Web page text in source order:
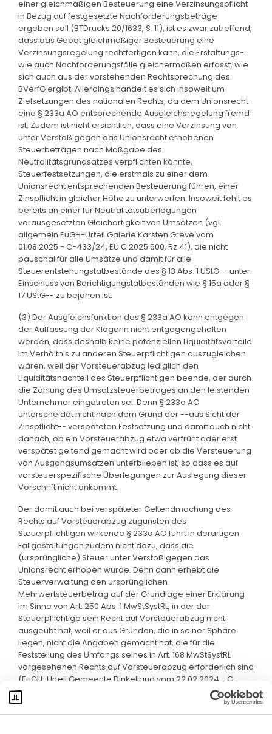
einer gleichmäßigen Besteuerung eine Verzinsungspflicht
in Bezug auf festgesetzte Nachforderungsbeträge
ergeben soll (BTDrucks 20/1633, S. 11), ist es zwar zutreffend,
dass das Gebot gleichmäßiger Besteuerung eine
Verzinsungsregelung rechtfertigen kann, die Erstattungs-
wie auch Nachforderungsfälle gleichermaßen erfasst, wie
sich auch aus der vorstehenden Rechtsprechung des
BVerfG ergibt. Allerdings handelt es sich insoweit um
Zielsetzungen des nationalen Rechts, da dem Unionsrecht
eine § 233a AO entsprechende Ausgleichsregelung fremd
ist. Zudem ist nicht ersichtlich, dass eine Verzinsung von
unter Verstoß gegen das Unionsrecht erhobenen
Steuerbeträgen nach Maßgabe des
Neutralitätsgrundsatzes verpflichten könnte,
Steuerfestsetzungen, die erstmals zu einer dem
Unionsrecht entsprechenden Besteuerung führen, einer
Zinspflicht in gleicher Höhe zu unterwerfen. Insoweit fehlt es
bereits an einer für Neutralitätsüberlegungen
vorausgesetzten Gleichartigkeit von Umsätzen (vgl.
allgemein EuGH-Urteil Galerie Karsten Greve vom
01.08.2025 - C-433/24, EU:C:2025:600, Rz 41), die nicht
pauschal für alle Umsätze und damit für alle
Steuerentstehungstatbestände des § 13 Abs. 1 UStG --unter
Einschluss von Berichtigungstatbeständen wie § 15a oder §
17 UStG-- zu bejahen ist.
(3) Der Ausgleichsfunktion des § 233a AO kann entgegen
der Auffassung der Klägerin nicht entgegengehalten
werden, dass deshalb keine potenziellen Liquiditätsvorteile
im Verhältnis zu anderen Steuerpflichtigen auszugleichen
wären, weil der Vorsteuerabzug lediglich den
Liquiditätsnachteil des Steuerpflichtigen beende, der durch
die Zahlung des Umsatzsteuerbetrages an den leistenden
Unternehmer eingetreten sei. Denn § 233a AO
unterscheidet nicht nach dem Grund der --aus Sicht der
Zinspflicht-- verspäteten Festsetzung und damit auch nicht
danach, ob ein Vorsteuerabzug etwa verfrüht oder erst
verspätet geltend gemacht wird oder ob die Versteuerung
von Ausgangsumsätzen unterblieben ist, so dass es auf
vorsteuerspezifische Überlegungen zur Auslegung dieser
Vorschrift nicht ankommt.
Der damit auch bei verspäteter Geltendmachung des
Rechts auf Vorsteuerabzug zugunsten des
Steuerpflichtigen wirkende § 233a AO führt in derartigen
Fallgestaltungen zudem nicht dazu, dass die
(ursprüngliche) Steuer unter Verstoß gegen das
Unionsrecht erhoben wurde. Denn dann erhebt die
Steuerverwaltung den ursprünglichen
Mehrwertsteuerbetrag auf der Grundlage einer Erklärung
im Sinne von Art. 250 Abs. 1 MwStSystRL, in der der
Steuerpflichtige sein Recht auf Vorsteuerabzug nicht
ausgeübt hat, weil er aus Gründen, die in seiner Sphäre
liegen, nicht die Angaben gemacht hat, die für die
Feststellung des Umfangs seines in Art. 168 MwStSystRL
vorgesehenen Rechts auf Vorsteuerabzug erforderlich sind
(EuGH-Urteil Gemeente Dinkelland vom 22.02.2024 - C-
674/22, EU:C:2024:147, Rz 37).
b) § 233a AO dient auch nicht anderweitig der